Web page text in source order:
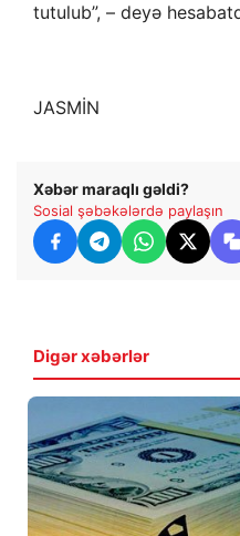
tutulub”, – deyə
JASMİN
Xəbər maraqlı gəldi?
Sosial şəbəkələrdə paylaşın
Digər xəbərlər